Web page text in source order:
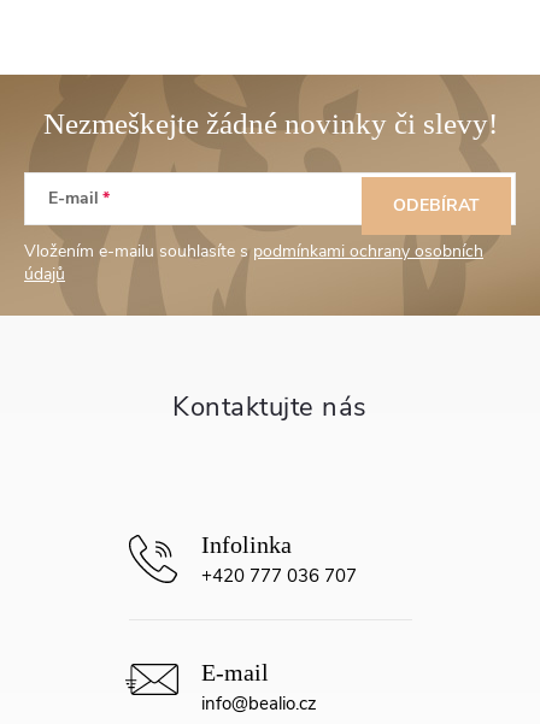
Z
p
E-mail
Vložením e-mailu souhlasíte s podmínkami ochrany osobních
údajů
ODEBÍRAT
info@bealio.cz
+420 777 036 707